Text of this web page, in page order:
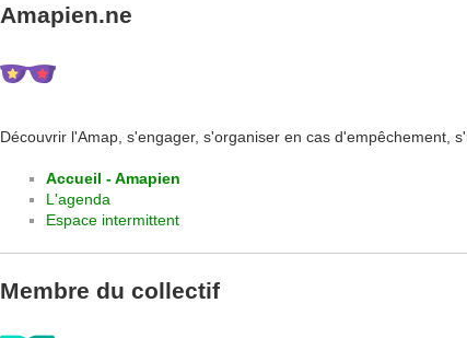
Amapien.ne
Découvrir l'Amap, s'engager, s'organiser en cas d'empêchement,
Accueil - Amapien
L'agenda
Espace intermittent
Membre du collectif